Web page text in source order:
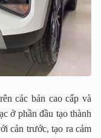
các bản cao cấp và
ở phần đầu tạo thành
cản trước, tạo ra cảm